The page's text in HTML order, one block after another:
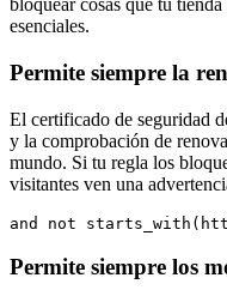
bloquear cosas que tu
esenciales.
Permite siempre la
El certificado de seguridad
y la comprobación de
mundo. Si tu regla los
visitantes ven una
and not
Permite siempre los